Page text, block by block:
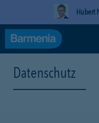
Hubert
Datenschutz